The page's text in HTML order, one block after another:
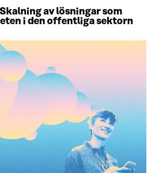
av lösningar som
i den offentliga sektorn